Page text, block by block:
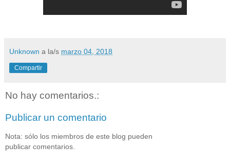
Unknown a la/s marzo 04, 2018
Compartir
No hay comentarios.:
Publicar un comentario
Nota: sólo los miembros de este blog pueden
publicar comentarios.